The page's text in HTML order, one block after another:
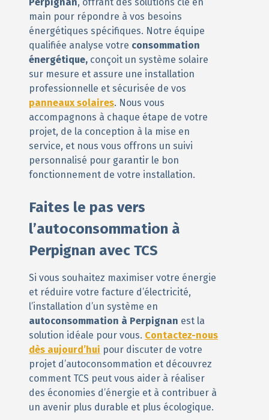
main pour répondre à vos besoins
énergétiques spécifiques. Notre équipe
qualifiée analyse votre consommation
énergétique, conçoit un système solaire
sur mesure et assure une installation
professionnelle et sécurisée de vos
panneaux solaires. Nous vous
accompagnons à chaque étape de votre
projet, de la conception à la mise en
service, et nous vous offrons un suivi
personnalisé pour garantir le bon
fonctionnement de votre installation.
Faites le pas vers
l’autoconsommation à
Perpignan avec TCS
Si vous souhaitez maximiser votre énergie
et réduire votre facture d’électricité,
l’installation d’un système en
autoconsommation à Perpignan est la
solution idéale pour vous. Contactez-nous
dès aujourd’hui pour discuter de votre
projet d’autoconsommation et découvrez
comment TCS peut vous aider à réaliser
des économies d’énergie et à contribuer à
un avenir plus durable et plus écologique.